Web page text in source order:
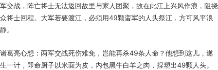
军交战，阵亡将士无法返回故里与家人团聚，故在此江上兴风作浪，阻挠
众将士回程。大军若要渡江，必须用49颗蛮军的人头祭江，方可风平浪
静。
诸葛亮心想：两军交战死伤难免，岂能再杀49条人命？他想到这儿，遂
生一计，即命厨子以米面为皮，内包黑牛白羊之肉，捏塑出49颗人头。